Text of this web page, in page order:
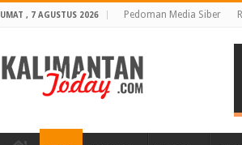
JUMAT , 7 AGUSTUS 2026 Pedoman Media Siber